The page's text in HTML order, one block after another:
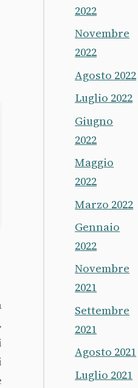
2022
Novembre
2022
Agosto 2022
Luglio 2022
Giugno
2022
Maggio
2022
Marzo 2022
Gennaio
2022
Novembre
2021
Settembre
2021
Agosto 2021
Luglio 2021